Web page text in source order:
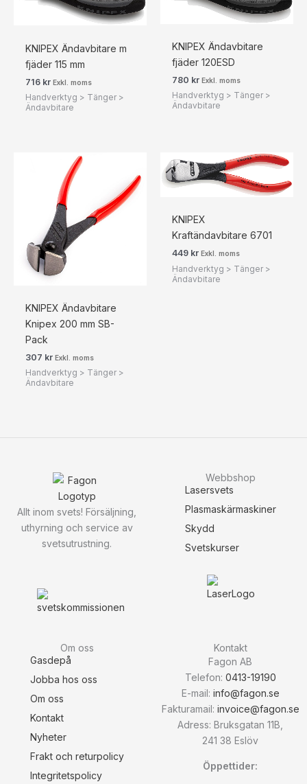
KNIPEX Ändavbitare m
fjäder 115 mm
716 kr Exkl. moms
Handverktyg > Tänger >
Ändavbitare
KNIPEX Ändavbitare
fjäder 120ESD
780 kr Exkl. moms
Handverktyg > Tänger >
Ändavbitare
KNIPEX Ändavbitare
Knipex 200 mm SB-
Pack
307 kr Exkl. moms
Handverktyg > Tänger >
Ändavbitare
KNIPEX
Kraftändavbitare 6701
449 kr Exkl. moms
Handverktyg > Tänger >
Ändavbitare
Allt inom svets! Försäljning,
uthyrning och service av
svetsutrustning.
Webbshop
Lasersvets
Plasmaskärmaskiner
Skydd
Svetskurser
Om oss
Gasdepå
Jobba hos oss
Om oss
Kontakt
Nyheter
Frakt och returpolicy
Integritetspolicy
Kontakt
Fagon AB
Telefon: 0413-19190
E-mail: info@fagon.se
Fakturamail: invoice@fagon.se
Adress: Bruksgatan 11B,
241 38 Eslöv
Öppettider: